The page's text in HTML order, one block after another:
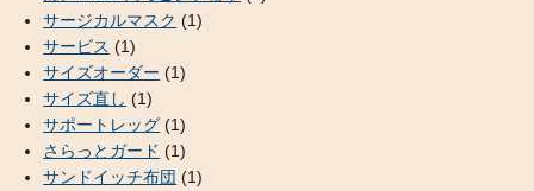
サージカルマスク (1)
サービス (1)
サイズオーダー (1)
サイズ直し (1)
サポートレッグ (1)
さらっとガード (1)
サンドイッチ布団 (1)